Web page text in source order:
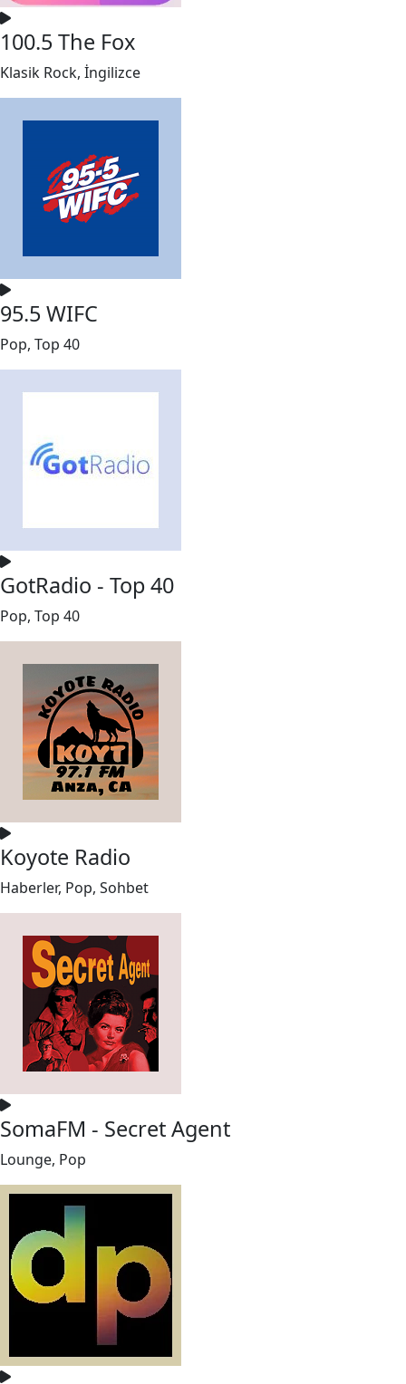
100.5 The Fox
Klasik Rock, İngilizce
95.5 WIFC
Pop, Top 40
GotRadio - Top 40
Pop, Top 40
Koyote Radio
Haberler, Pop, Sohbet
SomaFM - Secret Agent
Lounge, Pop